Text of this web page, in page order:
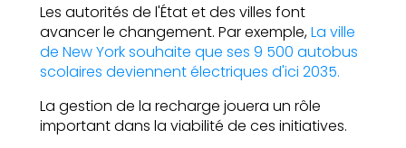
Les autorités de l'État et des villes font
avancer le changement. Par exemple,La ville
de New York souhaite que ses 9 500 autobus
scolaires deviennent électriques d'ici 2035.
La gestion de la recharge jouera un rôle
important dans la viabilité de ces initiatives.